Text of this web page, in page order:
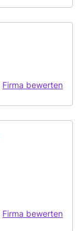
Firma bewerten
Firma bewerten